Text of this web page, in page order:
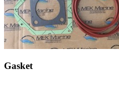
Gasket